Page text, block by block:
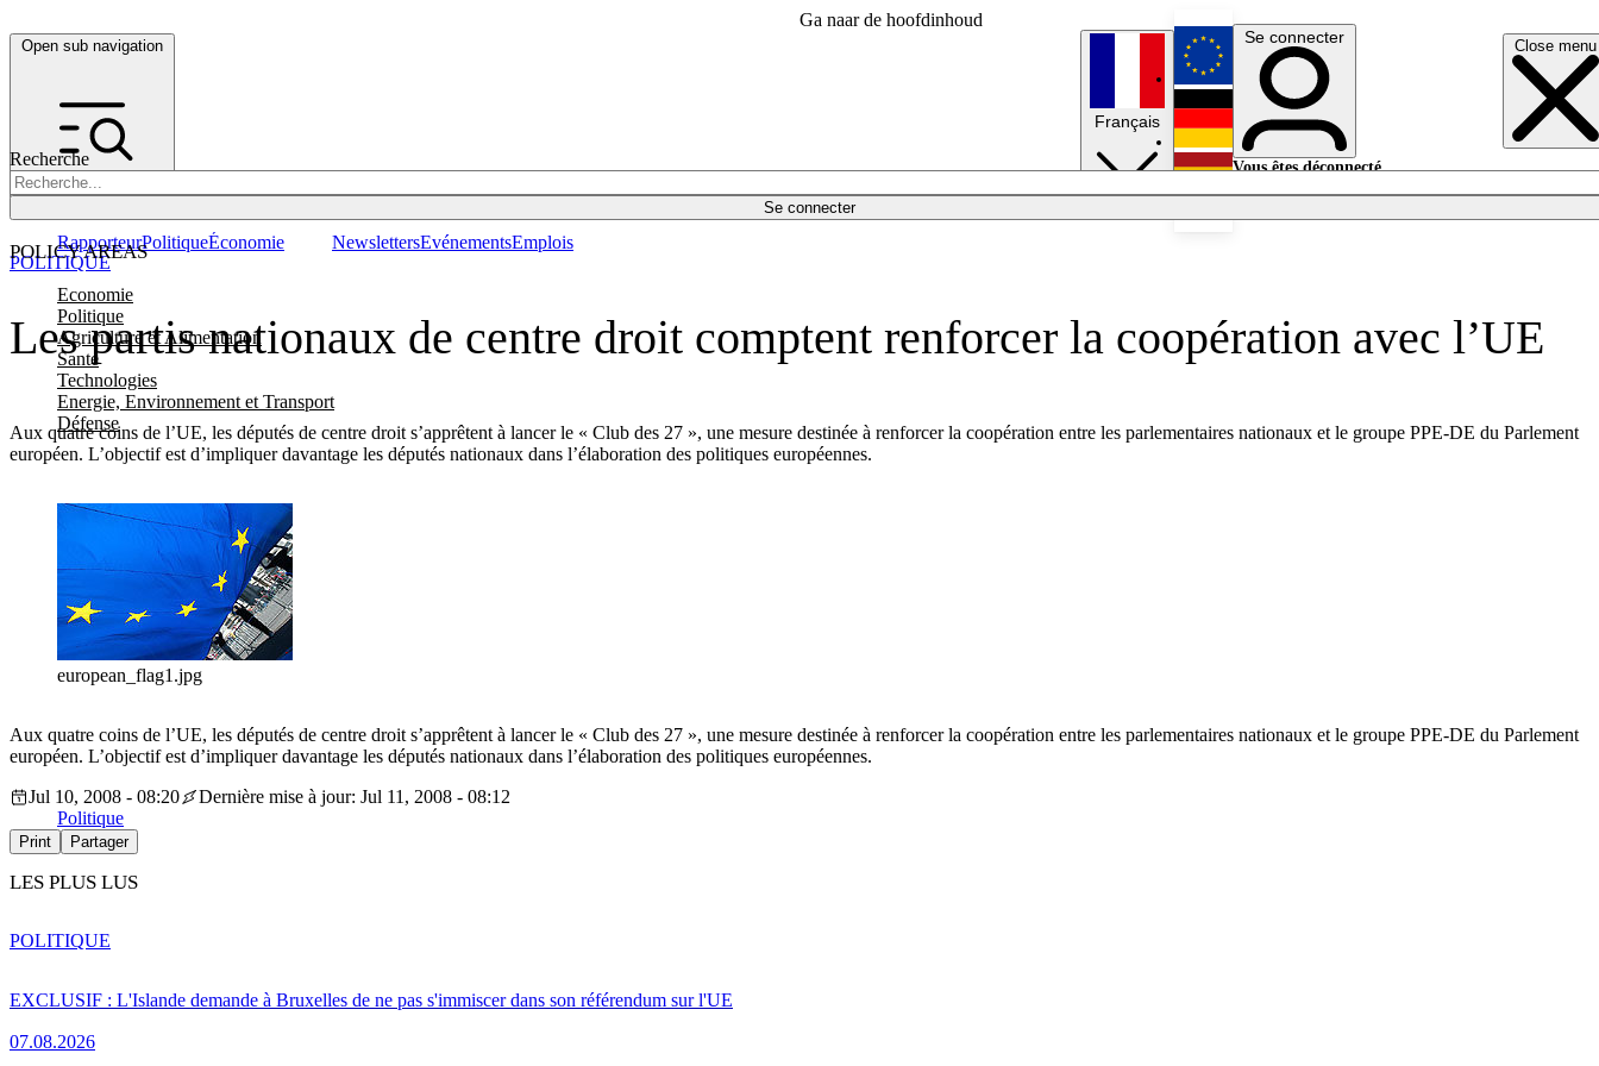
Ga naar de hoofdinhoud
Open sub navigation Close menu
Recherche
Se connecter
POLICY AREAS
Economie
Politique
Agriculture et Alimentation
Santé
Technologies
Energie, Environnement et Transport
Défense
RapporteurPolitiqueÉconomie NewslettersEvénementsEmplois
Français
English
Deutsch
Se connecter
Vous êtes déconnecté.
Les partis nationaux de centre droit comptent renforcer la coopération avec l’UE
Aux quatre coins de l’UE, les députés de centre droit s’apprêtent à lancer le « Club des 27 », une mesure destinée à renforcer la coopération entre les parlementaires nationaux et le groupe PPE-DE du Parlement
européen. L’objectif est d’impliquer davantage les députés nationaux dans l’élaboration des politiques européennes.
POLITIQUE
european_flag1.jpg
Aux quatre coins de l’UE, les députés de centre droit s’apprêtent à lancer le « Club des 27 », une mesure destinée à renforcer la coopération entre les parlementaires nationaux et le groupe PPE-DE du Parlement
européen. L’objectif est d’impliquer davantage les députés nationaux dans l’élaboration des politiques européennes.
Jul 10, 2008 - 08:20
Dernière mise à jour: Jul 11, 2008 - 08:12
Politique
Print Partager
LES PLUS LUS
EXCLUSIF : L'Islande demande à Bruxelles de ne pas s'immiscer dans son référendum sur l'UE
07.08.2026
POLITIQUE